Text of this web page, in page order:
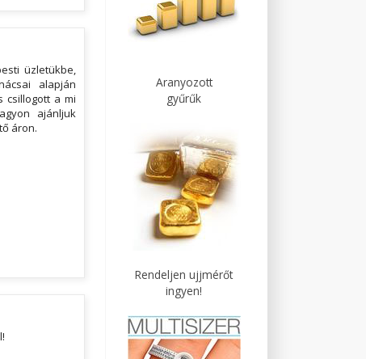
üzletükbe,
alapján
csillogott a mi
ajánljuk
áron.
Aranyozott
gyűrűk
Rendeljen ujjmérőt
ingyen!